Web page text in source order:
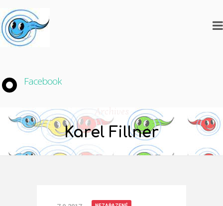
Facebook
Karel Fillner